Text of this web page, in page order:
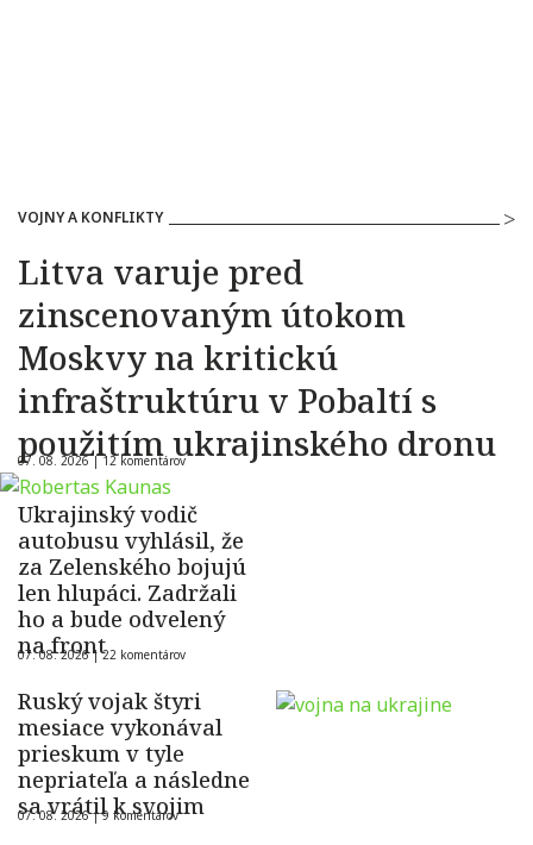
VOJNY A KONFLIKTY
Litva varuje pred
zinscenovaným útokom
Moskvy na kritickú
infraštruktúru v Pobaltí s
použitím ukrajinského dronu
07. 08. 2026 |12 komentárov
Ukrajinský vodič
autobusu vyhlásil, že
za Zelenského bojujú
len hlupáci. Zadržali
ho a bude odvelený
na front
07. 08. 2026 |22 komentárov
Ruský vojak štyri
mesiace vykonával
prieskum v tyle
nepriateľa a následne
sa vrátil k svojim
07. 08. 2026 |9 komentárov